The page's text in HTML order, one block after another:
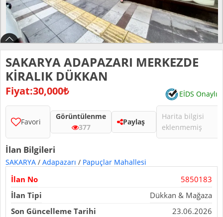
SAKARYA ADAPAZARI MERKEZDE
KİRALIK DÜKKAN
Fiyat:30,000₺ EİDS Onaylı
Favori
Görüntülenme
377
Paylaş
Harita bilgisi
eklenmemiş
İlan Bilgileri
SAKARYA / Adapazarı / Papuçlar Mahallesi
İlan No
5850183
İlan Tipi
Dükkan & Mağaza
Son Güncelleme Tarihi
23.06.2026